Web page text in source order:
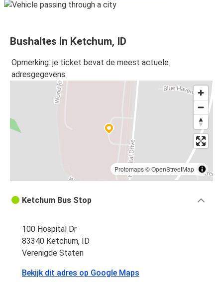
Bushaltes in Ketchum, ID
Opmerking: je ticket bevat de meest actuele
adresgegevens.
Protomaps©OpenStreetMap
Ketchum Bus Stop
100 Hospital Dr
83340 Ketchum, ID
Verenigde Staten
Bekijk dit adres op Google Maps